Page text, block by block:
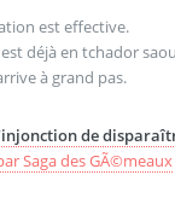
est effective.
est déjà en tchador
à grand pas.
de
Saga des GÃ©meaux